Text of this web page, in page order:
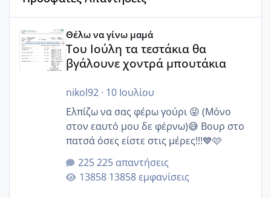
Θέλω να γίνω μαμά
Του Ιούλη τα τεστάκια θα
βγάλουνε χοντρά μπουτάκια
nikol92· 10 Ιουλίου
Ελπίζω να σας φέρω γούρι 😜 (Μόνο
στον εαυτό μου δε φέρνω)😅 Βουρ στο
πατσά όσες είστε στις μέρες!!!💙🩷
225 απαντήσεις
13858 εμφανίσεις